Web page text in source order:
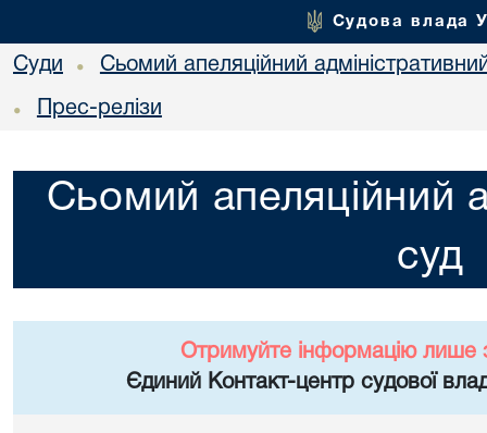
Судова влада
Суди • Сьомий апеляційний
• Прес-релізи
Сьомий апеляційний
суд
Отримуйте інформацію лише
Єдиний Контакт-центр судової